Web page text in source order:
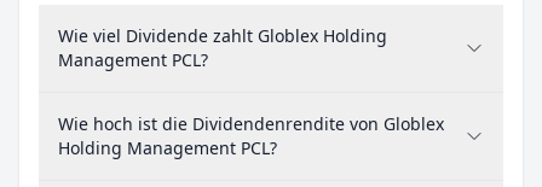
Wie viel Dividende zahlt Globlex Holding
Management PCL?
Wie hoch ist die Dividendenrendite von Globlex
Holding Management PCL?